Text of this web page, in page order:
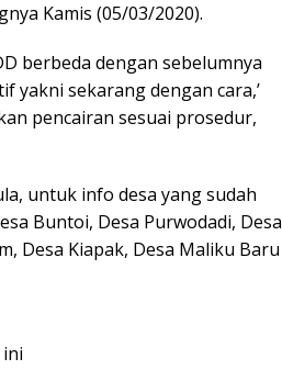
Kamis (05/03/2020).
berbeda dengan sebelumnya
yakni sekarang dengan cara,’
pencairan sesuai prosedur,
untuk info desa yang sudah
Buntoi, Desa Purwodadi, Desa
Desa Kiapak, Desa Maliku Baru